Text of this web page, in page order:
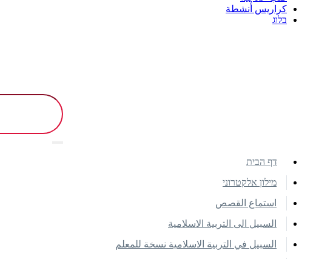
كراريس أنشطة
בלוג
דף הבית
מילון אלקטרוני
استماع القصص
السبيل الى التربية الاسلامية
السبيل في التربية الاسلامية نسخة للمعلم